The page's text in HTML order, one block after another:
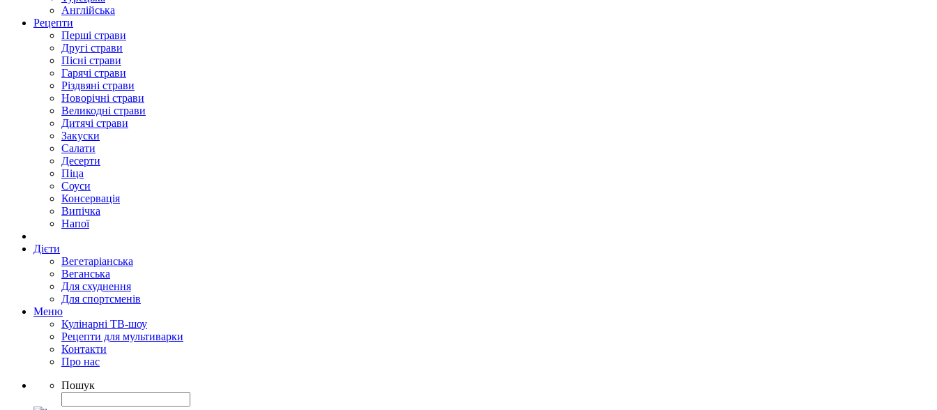
Англійська
Рецепти
Перші страви
Другі страви
Пісні страви
Гарячі страви
Різдвяні страви
Новорічні страви
Великодні страви
Дитячі страви
Закуски
Салати
Десерти
Піца
Соуси
Консервація
Випічка
Напої
Дієти
Вегетаріанська
Веганська
Для схуднення
Для спортсменів
Меню
Кулінарні ТВ-шоу
Рецепти для мультиварки
Контакти
Про нас
Пошук